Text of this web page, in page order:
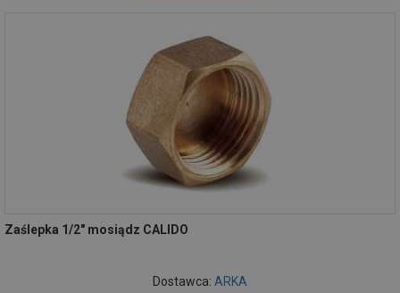
Zaślepka 1/2" mosiądz CALIDO
Dostawca: ARKA